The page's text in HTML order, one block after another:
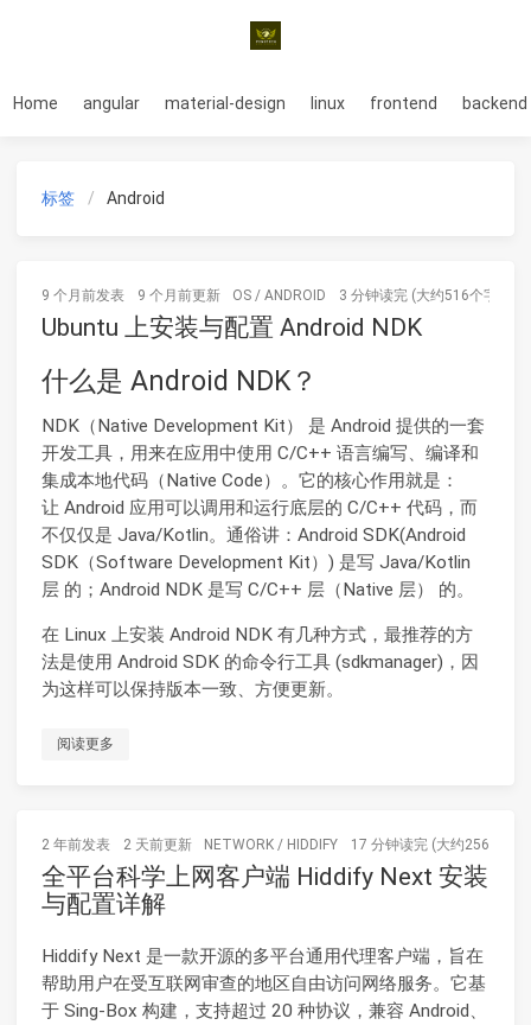
Home angular material-design linux frontend backend
标签 Android
9 个月前发表 9 个月前更新 OS / ANDROID 3 分钟读完 (大约516个字)
Ubuntu 上安装与配置 Android NDK
什么是 Android NDK？
NDK（Native Development Kit） 是 Android 提供的一套
开发工具，用来在应用中使用 C/C++ 语言编写、编译和
集成本地代码（Native Code）。它的核心作用就是：
让 Android 应用可以调用和运行底层的 C/C++ 代码，而
不仅仅是 Java/Kotlin。通俗讲：Android SDK(Android
SDK（Software Development Kit）) 是写 Java/Kotlin
层 的；Android NDK 是写 C/C++ 层（Native 层） 的。
在 Linux 上安装 Android NDK 有几种方式，最推荐的方
法是使用 Android SDK 的命令行工具 (sdkmanager)，因
为这样可以保持版本一致、方便更新。
阅读更多
2 年前发表 2 天前更新 NETWORK / HIDDIFY 17 分钟读完 (大约2568个字)
全平台科学上网客户端 Hiddify Next 安装
与配置详解
Hiddify Next 是一款开源的多平台通用代理客户端，旨在
帮助用户在受互联网审查的地区自由访问网络服务。它基
于 Sing-Box 构建，支持超过 20 种协议，兼容 Android、